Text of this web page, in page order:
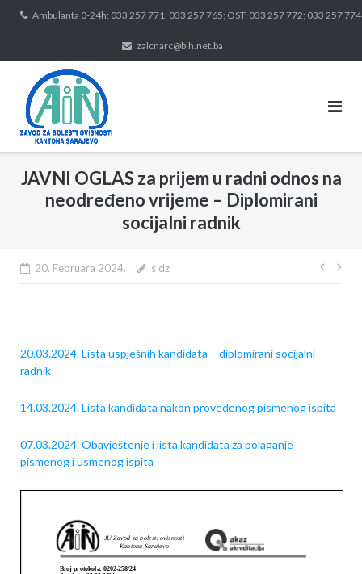
Ambulanta 0-24h: 033 257 771; 033 257 765; OST: 033 257 772; 033 257 774
zalcnarc@bih.net.ba
JAVNI OGLAS za prijem u radni odnos na
neodređeno vrijeme – Diplomirani
socijalni radnik
20. Februara 2024. s dz
20.03.2024. Lista uspješnih kandidata – diplomirani socijalni
radnik
14.03.2024. Lista kandidata nakon provedenog pismenog ispita
07.03.2024. Obavještenje i lista kandidata za polaganje
pismenog i usmenog ispita